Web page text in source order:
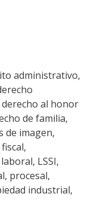
administrativo,
al honor
de familia,
de imagen,
LSSI,
procesal,
industrial,